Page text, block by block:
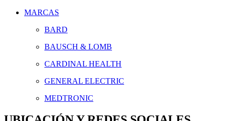
MARCAS
BARD
BAUSCH & LOMB
CARDINAL HEALTH
GENERAL ELECTRIC
MEDTRONIC